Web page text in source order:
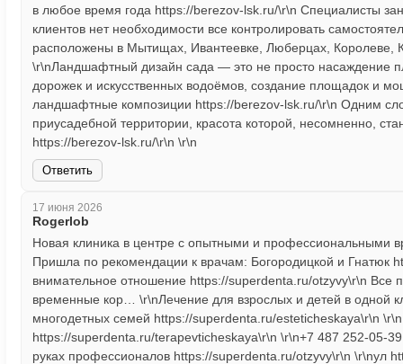
в любое время года https://berezov-lsk.ru/\r\n Специалисты
клиентов нет необходимости все контролировать
расположены в Мытищах, Ивантеевке, Люберцах, Королеве,
\r\nЛандшафтный дизайн сада — это не просто насаждение
дорожек и искусственных водоёмов, создание площадок и
ландшафтные композиции https://berezov-lsk.ru/\r\n Одним
приусадебной территории, красота которой, несомненно,
https://berezov-lsk.ru/\r\n \r\n
Ответить
17 июня 2026
Rogerlob
Новая клиника в центре с опытными и профессиональными
Пришла по рекомендации к врачам: Богородицкой и Гнатюк
внимательное отношение https://superdenta.ru/otzyvy\r\n
временные кор… \r\nЛечение для взрослых и детей в одной
многодетных семей https://superdenta.ru/esteticheskaya\r\n
https://superdenta.ru/terapevticheskaya\r\n \r\n+7 487 252-05-
руках профессионалов https://superdenta.ru/otzyvy\r\n \r\nул